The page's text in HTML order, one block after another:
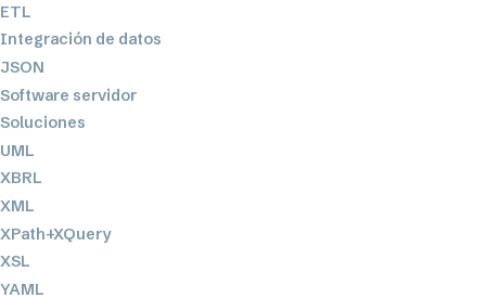
ETL
Integración de datos
JSON
Software servidor
Soluciones
UML
XBRL
XML
XPath+XQuery
XSL
YAML